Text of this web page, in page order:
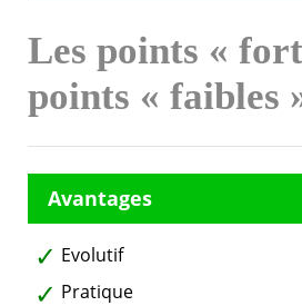
Les points «
points « faibles
Evolutif
Pratique